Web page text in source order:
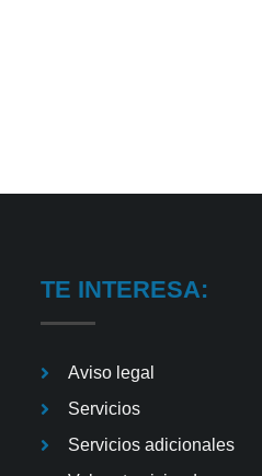
TE INTERESA:
Aviso legal
Servicios
Servicios adicionales